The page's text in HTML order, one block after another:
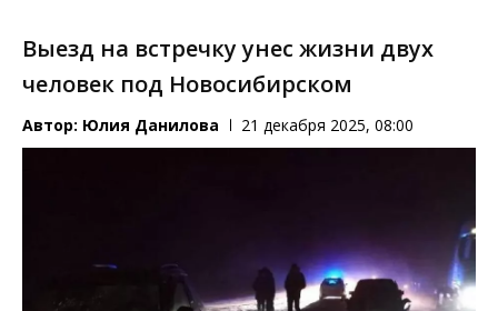
Выезд на встречку унес жизни двух
человек под Новосибирском
Автор: Юлия Данилова 21 декабря 2025, 08:00